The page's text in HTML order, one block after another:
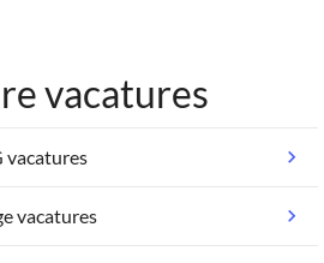
vacatures
vacatures
vacatures